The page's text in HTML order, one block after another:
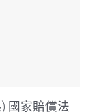
國家賠償法